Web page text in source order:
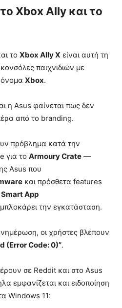
Xbox Ally και το
το Xbox Ally X είναι αυτή τη
παιχνιδιών με
Xbox.
η Asus φαίνεται πως δεν
από το branding.
πρόβλημα κατά την
για το Armoury Crate —
Asus που
και πρόσθετα features
Smart App
μπλοκάρει την εγκατάσταση.
οι χρήστες βλέπουν
(Error Code: 0)”.
σε Reddit και στο Asus
εμφανίζεται και ειδοποίηση
Windows 11: